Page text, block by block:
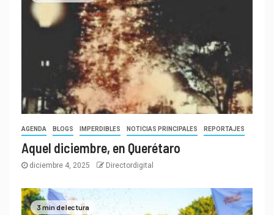
AGENDA BLOGS IMPERDIBLES NOTICIAS PRINCIPALES REPORTAJES
Aquel diciembre, en Querétaro
diciembre 4, 2025 Directordigital
3 min de lectura